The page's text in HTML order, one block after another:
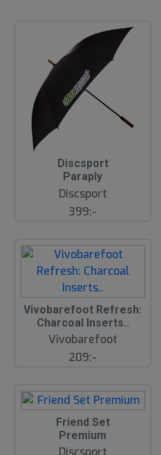
Discsport
Paraply
Discsport
399:-
Vivobarefoot Refresh:
Charcoal Inserts..
Vivobarefoot
209:-
Friend Set
Premium
Discsport